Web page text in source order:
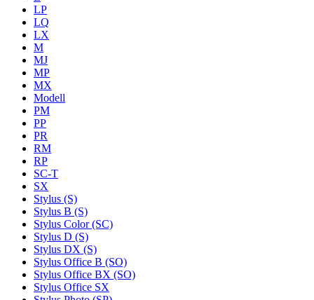
LP
LQ
LX
M
MJ
MP
MX
Modell
PM
PP
PR
RM
RP
SC-T
SX
Stylus (S)
Stylus B (S)
Stylus Color (SC)
Stylus D (S)
Stylus DX (S)
Stylus Office B (SO)
Stylus Office BX (SO)
Stylus Office SX